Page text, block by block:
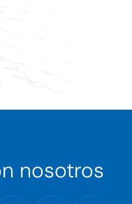
nosotros